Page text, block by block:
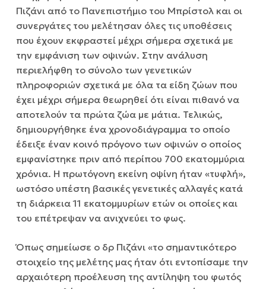
Πιζάνι από το Πανεπιστήμιο του Μπρίστολ και οι
συνεργάτες του μελέτησαν όλες τις υποθέσεις
που έχουν εκφραστεί μέχρι σήμερα σχετικά με
την εμφάνιση των οψινών. Στην ανάλυση
περιελήφθη το σύνολο των γενετικών
πληροφοριών σχετικά με όλα τα είδη ζώων που
έχει μέχρι σήμερα θεωρηθεί ότι είναι πιθανό να
αποτελούν τα πρώτα ζώα με μάτια. Τελικώς,
δημιουργήθηκε ένα χρονοδιάγραμμα το οποίο
έδειξε έναν κοινό πρόγονο των οψινών ο οποίος
εμφανίστηκε πριν από περίπου 700 εκατομμύρια
χρόνια. Η πρωτόγονη εκείνη οψίνη ήταν «τυφλή»,
ωστόσο υπέστη βασικές γενετικές αλλαγές κατά
τη διάρκεια 11 εκατομμυρίων ετών οι οποίες και
του επέτρεψαν να ανιχνεύει το φως.
Όπως σημείωσε ο δρ Πιζάνι «το σημαντικότερο
στοιχείο της μελέτης μας ήταν ότι εντοπίσαμε την
αρχαιότερη προέλευση της αντίληψη του φωτός